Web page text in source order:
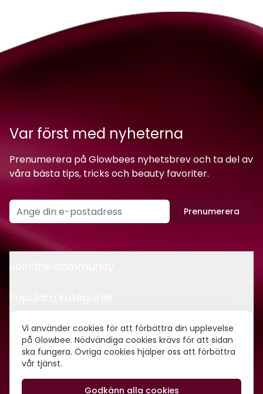
Vi använder cookies för att förbättra din upplevelse
på Glowbee. Nödvändiga cookies krävs för att sidan
ska fungera. Övriga cookies hjälper oss att förbättra
vår tjänst.
Godkänn alla cookies
Var först med nyheterna
Prenumerera på Glowbees nyhetsbrev och ta del av
våra bästa tips, tricks och beauty favoriter.
Prenumerera
Kontakt
Om oss